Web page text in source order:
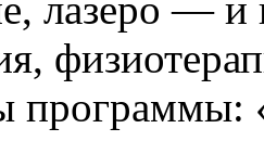
программы: